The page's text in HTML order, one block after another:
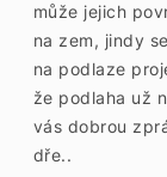
může jejich
na zem, jindy
na podlaze
že podlaha už
vás dobrou
dře..